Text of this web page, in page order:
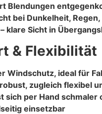
Blendungen
bei Dunkelheit,
klare Sicht in
& Flexibilität
Windschutz, ideal für
zugleich flexibel
sich per Hand schmaler
einsetzbar